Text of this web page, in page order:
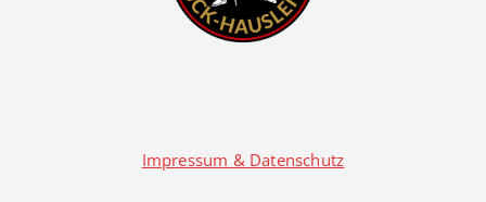
Impressum & Datenschutz